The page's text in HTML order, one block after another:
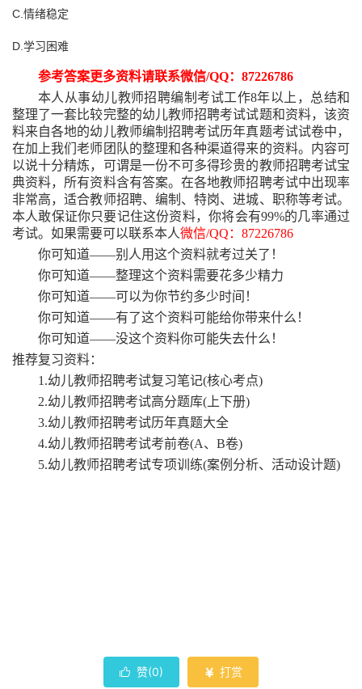
C.情绪稳定
D.学习困难
参考答案更多资料请联系微信/QQ：87226786
本人从事幼儿教师招聘编制考试工作8年以上，总结和
整理了一套比较完整的幼儿教师招聘考试试题和资料，该资
料来自各地的幼儿教师编制招聘考试历年真题考试试卷中，
在加上我们老师团队的整理和各种渠道得来的资料。内容可
以说十分精炼，可谓是一份不可多得珍贵的教师招聘考试宝
典资料，所有资料含有答案。在各地教师招聘考试中出现率
非常高，适合教师招聘、编制、特岗、进城、职称等考试。
本人敢保证你只要记住这份资料，你将会有99%的几率通过
考试。如果需要可以联系本人微信/QQ：87226786
你可知道——别人用这个资料就考过关了！
你可知道——整理这个资料需要花多少精力
你可知道——可以为你节约多少时间！
你可知道——有了这个资料可能给你带来什么！
你可知道——没这个资料你可能失去什么！
推荐复习资料：
1.幼儿教师招聘考试复习笔记(核心考点)
2.幼儿教师招聘考试高分题库(上下册)
3.幼儿教师招聘考试历年真题大全
4.幼儿教师招聘考试考前卷(A、B卷)
5.幼儿教师招聘考试专项训练(案例分析、活动设计题)
 赞(0)  打赏